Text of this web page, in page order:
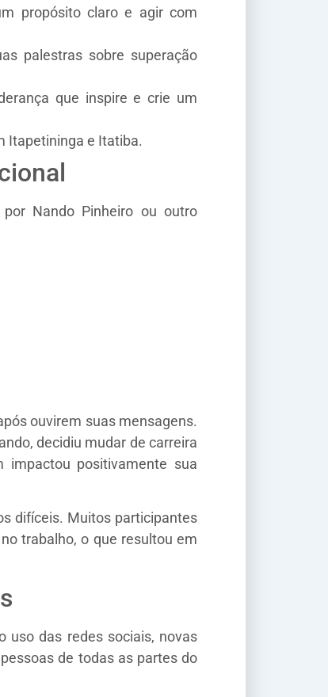
propósito claro e agir com
palestras sobre superação
que inspire e crie um
Itapetininga e Itatiba.
Nando Pinheiro ou outro
ouvirem suas mensagens.
decidiu mudar de carreira
impactou positivamente sua
difíceis. Muitos participantes
trabalho, o que resultou em
uso das redes sociais, novas
de todas as partes do